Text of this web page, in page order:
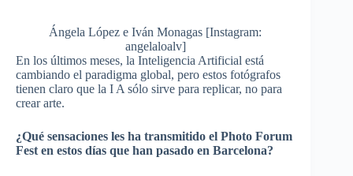
Ángela López e Iván Monagas [Instagram:
angelaloalv]
En los últimos meses, la Inteligencia Artificial está
cambiando el paradigma global, pero estos fotógrafos
tienen claro que la I A sólo sirve para replicar, no para
crear arte.
¿Qué sensaciones les ha transmitido el Photo Forum
Fest en estos días que han pasado en Barcelona?